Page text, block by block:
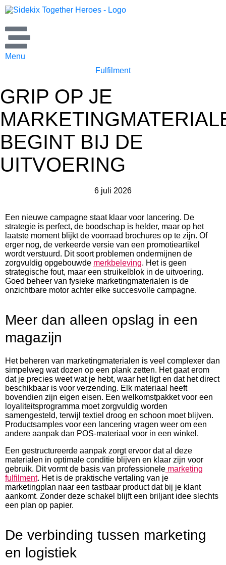
Menu
Fulfilment
GRIP OP JE
BEGINT BIJ DE
UITVOERING
6 juli 2026
Een nieuwe campagne staat klaar voor lancering. De
strategie is perfect, de boodschap is helder, maar op het
laatste moment blijkt de voorraad brochures op te zijn. Of
erger nog, de verkeerde versie van een promotieartikel
wordt verstuurd. Dit soort problemen ondermijnen de
zorgvuldig opgebouwde merkbeleving. Het is geen
strategische fout, maar een struikelblok in de uitvoering.
Goed beheer van fysieke marketingmaterialen is de
onzichtbare motor achter elke succesvolle campagne.
Meer dan alleen opslag in een
magazijn
Het beheren van marketingmaterialen is veel complexer dan
simpelweg wat dozen op een plank zetten. Het gaat erom
dat je precies weet wat je hebt, waar het ligt en dat het direct
beschikbaar is voor verzending. Elk materiaal heeft
bovendien zijn eigen eisen. Een welkomstpakket voor een
loyaliteitsprogramma moet zorgvuldig worden
samengesteld, terwijl textiel droog en schoon moet blijven.
Productsamples voor een lancering vragen weer om een
andere aanpak dan POS-materiaal voor in een winkel.
Een gestructureerde aanpak zorgt ervoor dat al deze
materialen in optimale conditie blijven en klaar zijn voor
gebruik. Dit vormt de basis van professionele marketing
fulfilment. Het is de praktische vertaling van je
marketingplan naar een tastbaar product dat bij je klant
aankomt. Zonder deze schakel blijft een briljant idee slechts
een plan op papier.
De verbinding tussen marketing
en logistiek